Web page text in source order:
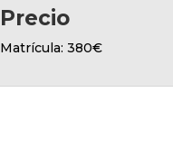
Precio
Matrícula: 380€